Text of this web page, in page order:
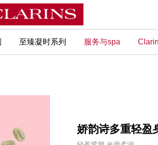
至臻凝时系列 服务与spa
娇韵诗多重轻盈